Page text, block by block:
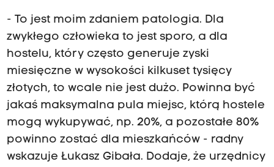
- To jest moim zdaniem patologia. Dla
zwykłego człowieka to jest sporo, a dla
hostelu, który często generuje zyski
miesięczne w wysokości kilkuset tysięcy
złotych, to wcale nie jest dużo. Powinna być
jakaś maksymalna pula miejsc, którą hostele
mogą wykupywać, np. 20%, a pozostałe 80%
powinno zostać dla mieszkańców - radny
wskazuje Łukasz Gibała. Dodaje, że urzędnicy